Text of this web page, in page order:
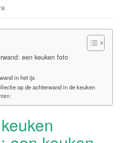
een keuken foto
in het ijs
op de achterwand in de keuken